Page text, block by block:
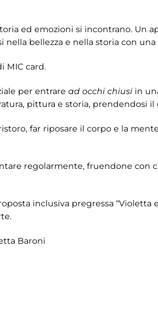
ed emozioni si incontrano. Un
nella bellezza e nella storia con
MIC card.
per entrare ad occhi chiusi in
pittura e storia, prendendosi
far riposare il corpo e la
regolarmente, fruendone con
inclusiva pregressa “Violetta
Baroni